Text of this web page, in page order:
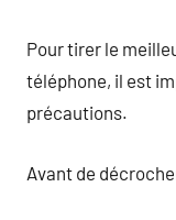
Pour tirer le
téléphone, il est
précautions.
Avant de